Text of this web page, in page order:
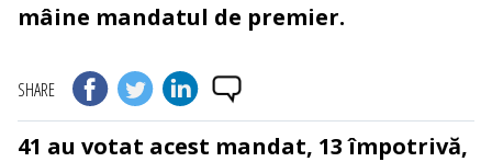
mâine mandatul de premier.
SHARE
41 au votat acest mandat, 13 împotrivă,